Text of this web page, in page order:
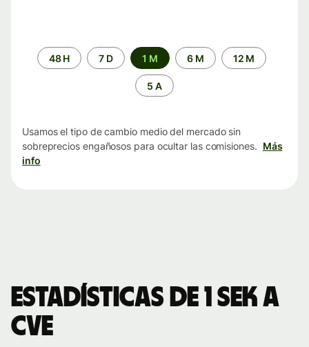
Periodo48 H 7 D 1 M 6 M 12 M
5 A
Usamos el tipo de cambio medio del mercado sin
sobreprecios engañosos para ocultar las comisiones. Más
info
Estadísticas de 1 SEK a
CVE